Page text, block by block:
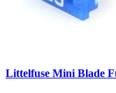
Littelfuse Mini Blade